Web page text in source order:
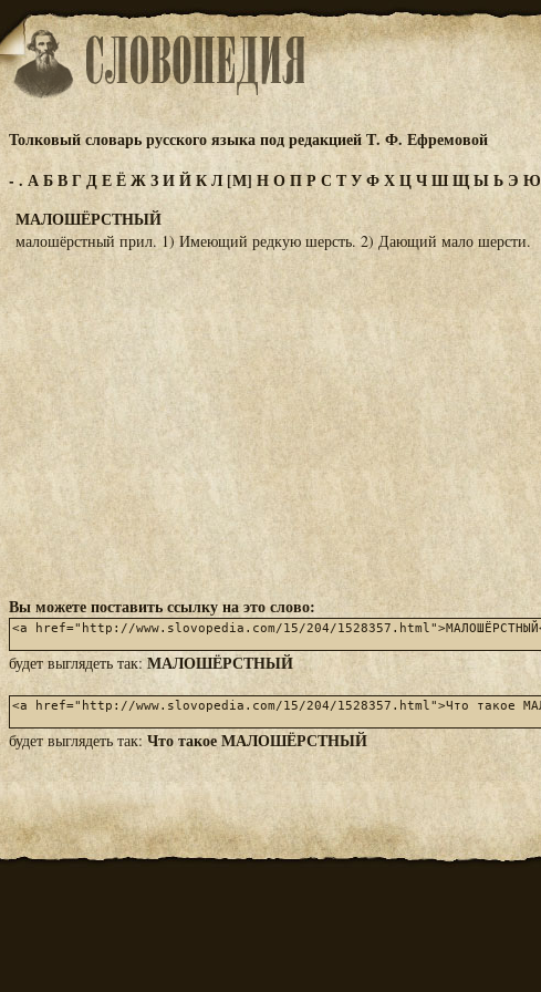
Толковый словарь русского языка под редакцией Т. Ф. Ефремовой
-. АБВГДЕЁЖЗИЙКЛ[М] НОПР С ТУФХЦЧШЩЫЬ Э Ю
МАЛОШЁРСТНЫЙ
малошёрстный прил. 1) Имеющий редкую шерсть. 2) Дающий мало шерсти.
Вы можете поставить ссылку на это слово:
будет выглядеть так:МАЛОШЁРСТНЫЙ
будет выглядеть так: Что такое МАЛОШЁРСТНЫЙ